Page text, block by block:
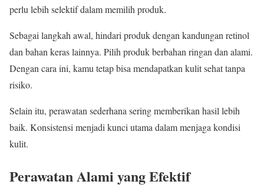
perlu lebih selektif dalam memilih produk.
Sebagai langkah awal, hindari produk dengan kandungan retinol
dan bahan keras lainnya. Pilih produk berbahan ringan dan alami.
Dengan cara ini, kamu tetap bisa mendapatkan kulit sehat tanpa
risiko.
Selain itu, perawatan sederhana sering memberikan hasil lebih
baik. Konsistensi menjadi kunci utama dalam menjaga kondisi
kulit.
Perawatan Alami yang Efektif